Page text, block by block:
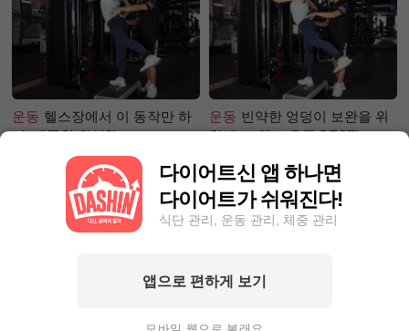
운동 헬스장에서 이 동작만 하
면, 애플힙 완성?!
운동 빈약한 엉덩이 보완을 위
한 초보 헬스 운동 BEST!
다이어트신 앱 하나면
다이어트가 쉬워진다!
식단 관리, 운동 관리, 체중 관리
앱으로 편하게 보기